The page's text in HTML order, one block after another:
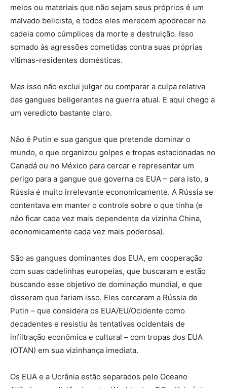
meios ou materiais que não sejam seus próprios é um
malvado belicista, e todos eles merecem apodrecer na
cadeia como cúmplices da morte e destruição. Isso
somado às agressões cometidas contra suas próprias
vítimas-residentes domésticas.
Mas isso não exclui julgar ou comparar a culpa relativa
das gangues beligerantes na guerra atual. E aqui chego a
um veredicto bastante claro.
Não é Putin e sua gangue que pretende dominar o
mundo, e que organizou golpes e tropas estacionadas no
Canadá ou no México para cercar e representar um
perigo para a gangue que governa os EUA – para isto, a
Rússia é muito irrelevante economicamente. A Rússia se
contentava em manter o controle sobre o que tinha (e
não ficar cada vez mais dependente da vizinha China,
economicamente cada vez mais poderosa).
São as gangues dominantes dos EUA, em cooperação
com suas cadelinhas europeias, que buscaram e estão
buscando esse objetivo de dominação mundial, e que
disseram que fariam isso. Eles cercaram a Rússia de
Putin – que considera os EUA/EU/Ocidente como
decadentes e resistiu às tentativas ocidentais de
infiltração econômica e cultural – com tropas dos EUA
(OTAN) em sua vizinhança imediata.
Os EUA e a Ucrânia estão separados pelo Oceano